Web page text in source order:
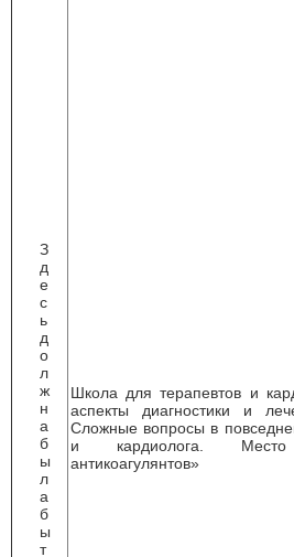
З
д
е
с
ь
д
о
л
ж
н
а
б
ы
л
а
б
ы
т
Школа для терапевтов и
аспекты диагностики и
Сложные вопросы в
и кардиолога.
антикоагулянтов»